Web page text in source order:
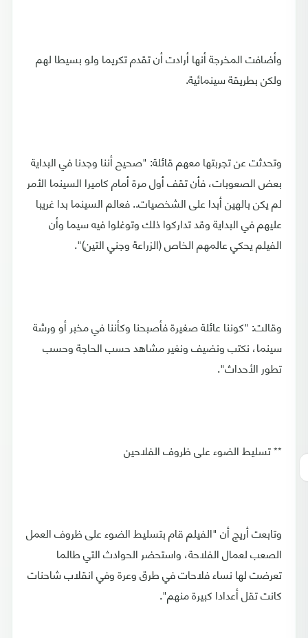
وأضافت المخرجة أنها أرادت أن تقدم تكريما ولو بسيطا لهم
ولكن بطريقة سينمائية.
وتحدثت عن تجربتها معهم قائلة: "صحيح أننا وجدنا في البداية
بعض الصعوبات، فأن تقف أول مرة أمام كاميرا السينما الأمر
لم يكن بالهين أبدا على الشخصيات.. فعالم السينما بدا غريبا
عليهم في البداية وقد تداركوا ذلك وتوغلوا فيه سيما وأن
الفيلم يحكي عالمهم الخاص (الزراعة وجني التين)".
وقالت: "كوننا عائلة صغيرة فأصبحنا وكأننا في مخبر أو ورشة
سينما، نكتب ونضيف ونغير مشاهد حسب الحاجة وحسب
تطور الأحداث".
** تسليط الضوء على ظروف الفلاحين
وتابعت أريج أن "الفيلم قام بتسليط الضوء على ظروف العمل
الصعب لعمال الفلاحة، واستحضر الحوادث التي طالما
تعرضت لها نساء فلاحات في طرق وعرة وفي انقلاب شاحنات
كانت تقل أعدادا كبيرة منهم".